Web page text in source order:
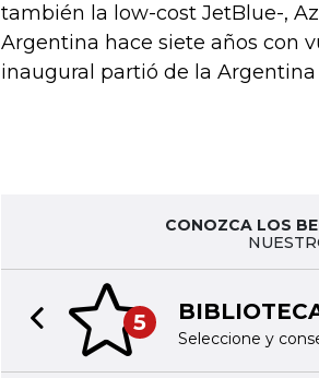
también la low-cost JetBlue-,
Argentina hace siete años con
inaugural partió de la Argentina
CONOZCA LOS
5
Seleccione y
Previous slide